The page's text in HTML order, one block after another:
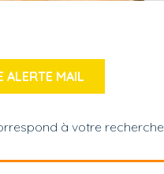
ALERTE MAIL
à votre recherche